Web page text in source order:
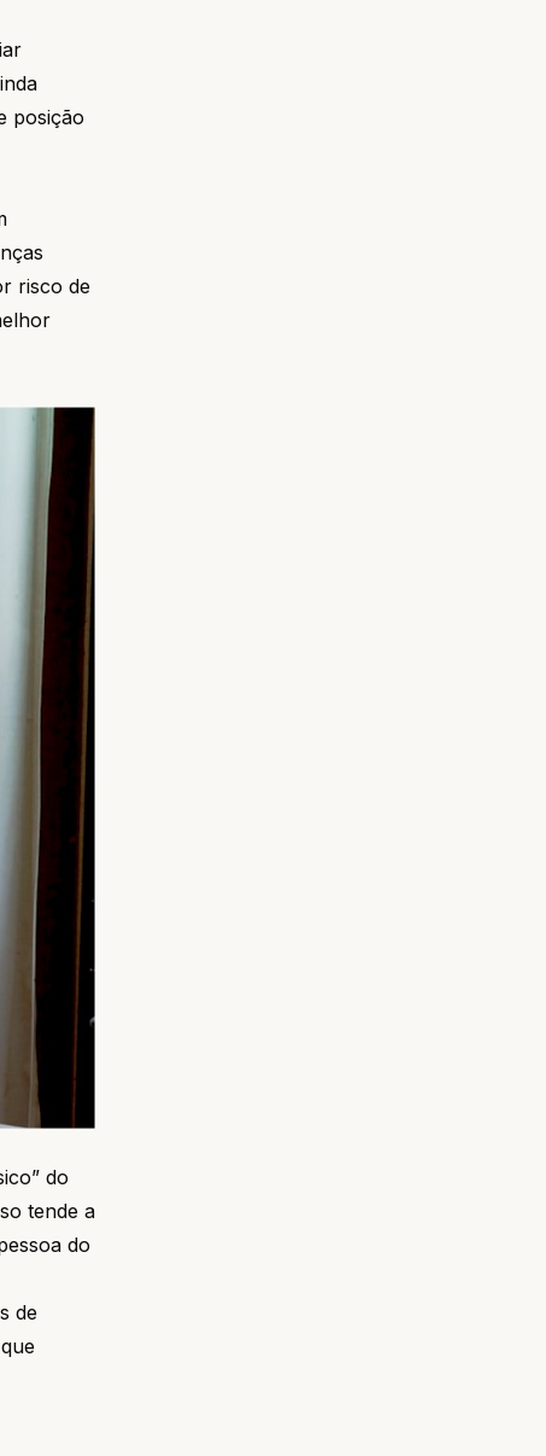
posição
risco de
do
tende a
do
de